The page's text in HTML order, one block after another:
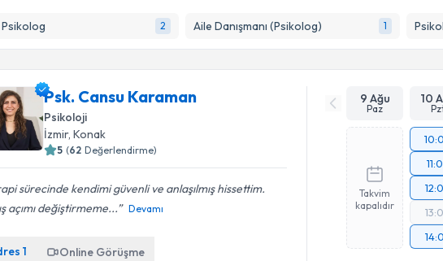
2 Aile Danışmanı (Psikolog) 1
Psk. Cansu Karaman
Psikoloji
İzmir, Konak
5 (62 Değerlendirme)
sürecinde kendimi güvenli ve anlaşılmış hissettim.
açımı değiştirmeme...
Devamı
1 Online Görüşme
9 Ağu
Paz
10
Takvim
kapalıdır